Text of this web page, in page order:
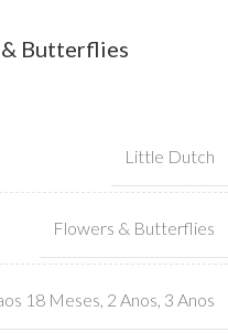
& Butterflies
Little Dutch
Flowers & Butterflies
18 Meses 2 Anos 3 Anos